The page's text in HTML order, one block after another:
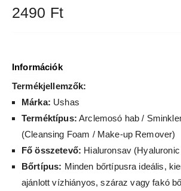
2490 Ft
Információk
Termékjellemzők:
Márka: Ushas
Terméktípus: Arclemosó hab /
(Cleansing Foam / Make-up Remover)
Fő összetevő: Hialuronsav
Bőrtípus: Minden bőrtípusra ideális,
ajánlott vízhiányos, száraz vagy fakó